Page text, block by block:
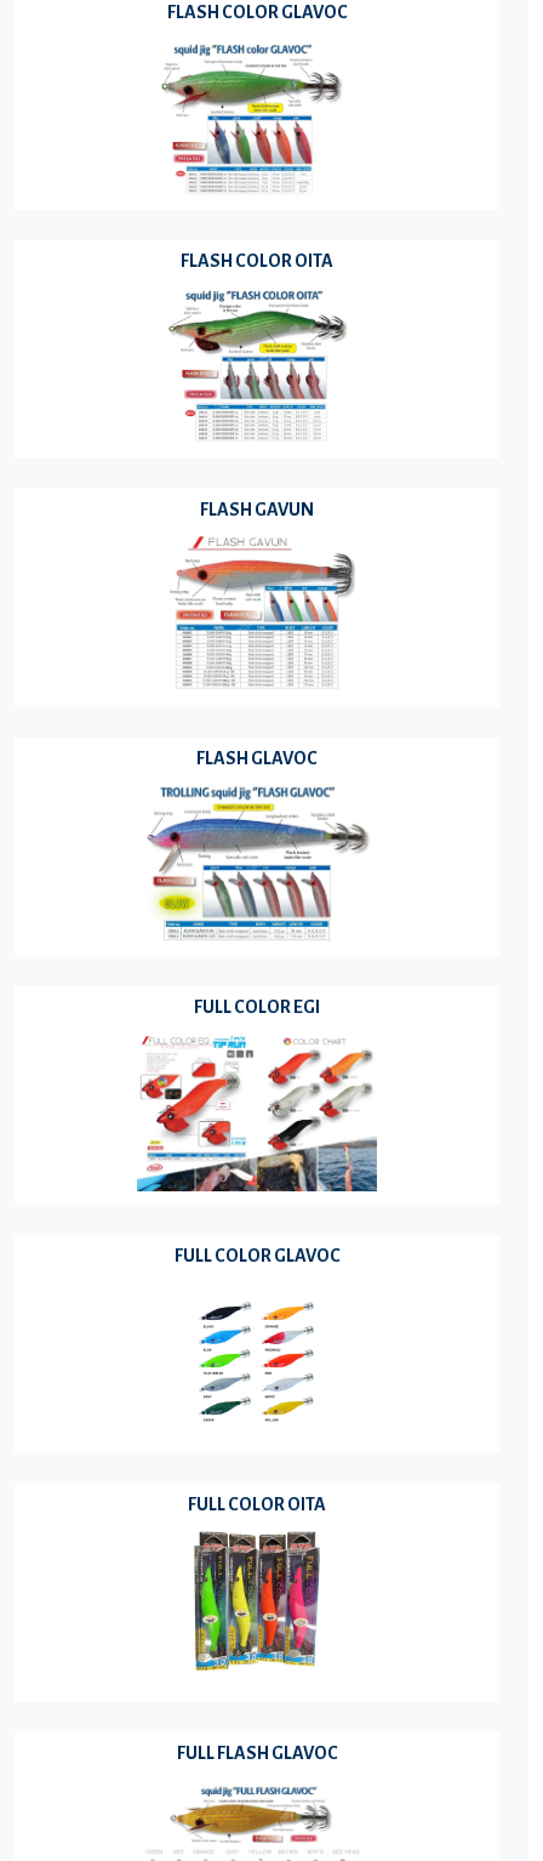
FLASH COLOR GLAVOC
FLASH COLOR OITA
FLASH GAVUN
FLASH GLAVOC
FULL COLOR EGI
FULL COLOR GLAVOC
FULL COLOR OITA
FULL FLASH GLAVOC